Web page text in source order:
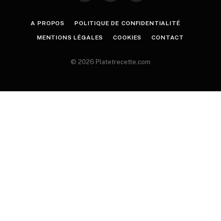
A PROPOS POLITIQUE DE CONFIDENTIALITÉ
MENTIONS LÉGALES COOKIES CONTACT
© 2026 Platetrecette.com